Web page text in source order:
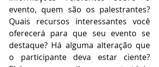
evento, quem são os palestrantes?
Quais recursos interessantes você
oferecerá para que seu evento se
destaque? Há alguma alteração que
o participante deva estar ciente?